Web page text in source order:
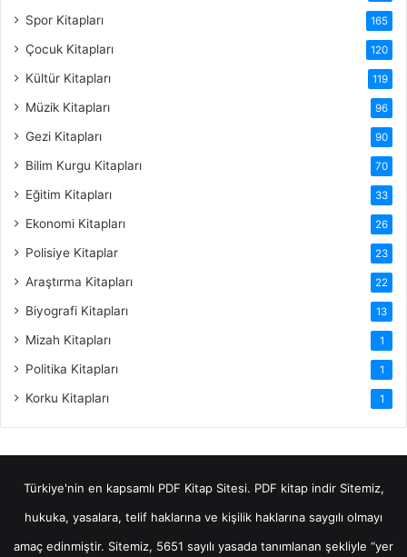
Spor Kitapları 165
Çocuk Kitapları 120
Kültür Kitapları 119
Müzik Kitapları 96
Gezi Kitapları 90
Bilim Kurgu Kitapları 70
Eğitim Kitapları 33
Ekonomi Kitapları 26
Polisiye Kitaplar 23
Araştırma Kitapları 22
Biyografi Kitapları 13
Mizah Kitapları 1
Politika Kitapları 1
Korku Kitapları 1
Türkiye'nin en kapsamlı PDF Kitap Sitesi. PDF kitap indirSitemiz,
hukuka, yasalara, telif haklarına ve kişilik haklarına saygılı olmayı
amaç edinmiştir. Sitemiz, 5651 sayılı yasada tanımlanan şekliyle “yer